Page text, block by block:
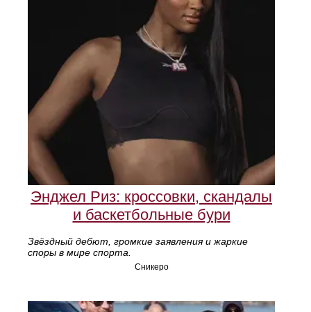
Энджел Риз: кроссовки, скандалы
и баскетбольные бури
Звёздный дебют, громкие заявления и жаркие
споры в мире спорта.
Сникеро